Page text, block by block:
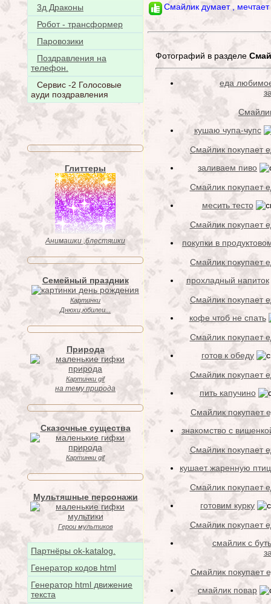
3д Драконы
Робот - трансформер
Паровозики
Поздравления на
телефон.
Сервис -2 Голосовые
ауди поздравления
Глиттеры
Анимашки ,блестяшки
Семейный праздник
Картинки
Днюхи,юбилеи...
Природа
Картинки gif
на тему природа
Сказочные существа
Картинки gif
Мультяшные персонажи
Герои мультиков
Партнёры ok-katalog.
Генератор кодов html
Генератор html движение
текста
Смайлик думает , мечтает
Фотографий в разделе
еда
кушаю чупа-чупс
Смайлик покупает
заливаем пиво
Смайлик покупает
месить тесто
Смайлик покупает
покупки в
Смайлик покупает
прохладный напиток
Смайлик покупает
кофе чтоб не спать
Смайлик покупает
готов к обеду
Смайлик покупает
пить капучино
Смайлик покупает
знакомство с
Смайлик покупает
кушает жаренную
Смайлик покупает
готовим курку
Смайлик покупает
смайлик с
Смайлик покупает
смайлик повар